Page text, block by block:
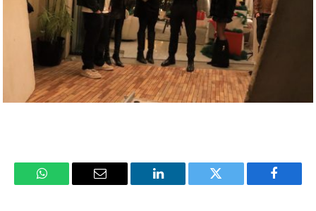
فيسبوك تويتر لينكدإن
البريد
واتساب